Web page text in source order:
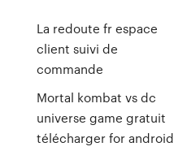
La redoute fr espace
client suivi de
commande
Mortal kombat vs dc
universe game gratuit
télécharger for android